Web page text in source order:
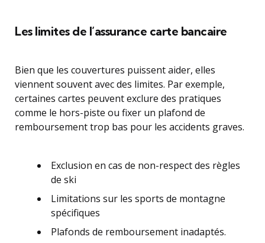
Les limites de l’assurance carte bancaire
Bien que les couvertures puissent aider, elles
viennent souvent avec des limites. Par exemple,
certaines cartes peuvent exclure des pratiques
comme le hors-piste ou fixer un plafond de
remboursement trop bas pour les accidents graves.
Exclusion en cas de non-respect des règles
de ski
Limitations sur les sports de montagne
spécifiques
Plafonds de remboursement inadaptés.